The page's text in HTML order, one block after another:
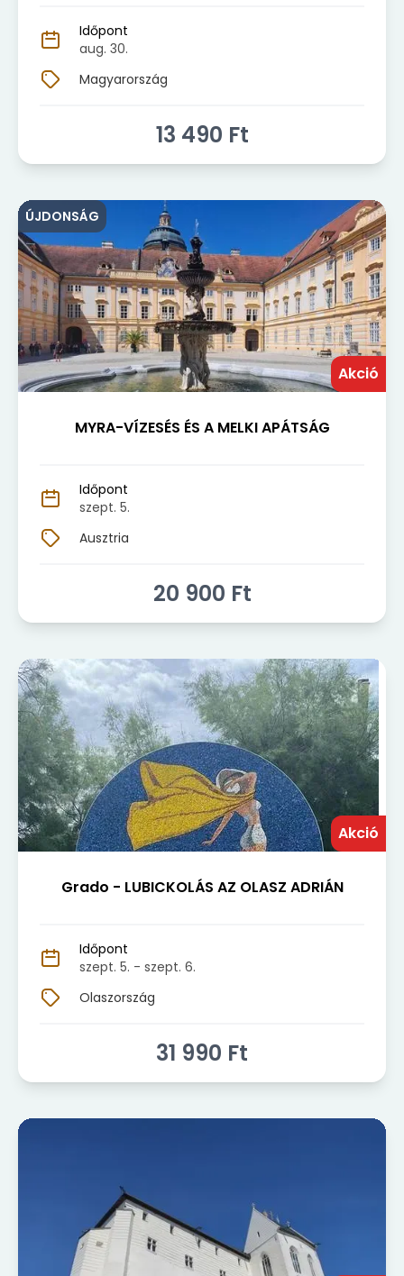
Időpont
aug. 30.
Magyarország
13 490 Ft
Akció
ÚJDONSÁG
MYRA-VÍZESÉS ÉS A MELKI APÁTSÁG
Időpont
szept. 5.
Ausztria
20 900 Ft
Akció
Grado - LUBICKOLÁS AZ OLASZ ADRIÁN
Időpont
szept. 5. - szept. 6.
Olaszország
31 990 Ft